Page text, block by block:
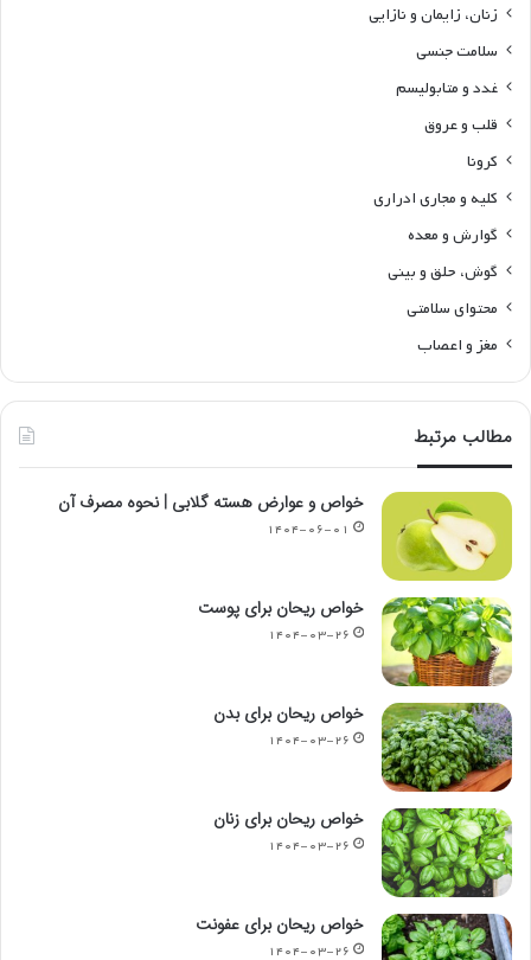
زنان، زایمان و نازایی
سلامت جنسی
غدد و متابولیسم
قلب و عروق
کرونا
کلیه و مجاری ادراری
گوارش و معده
گوش، حلق و بینی
محتوای سلامتی
مغز و اعصاب
مطالب مرتبط
خواص و عوارض هسته گلابی | نحوه مصرف آن
۱۴۰۴-۰۶-۰۱
خواص ریحان برای پوست
۱۴۰۴-۰۳-۲۶
خواص ریحان برای بدن
۱۴۰۴-۰۳-۲۶
خواص ریحان برای زنان
۱۴۰۴-۰۳-۲۶
خواص ریحان برای عفونت
۱۴۰۴-۰۳-۲۶